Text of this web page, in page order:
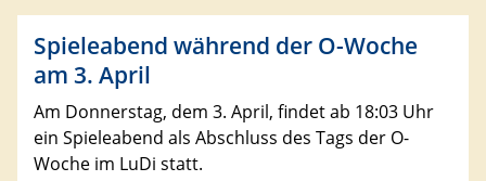
Spieleabend während der O-Woche
am 3. April
Am Donnerstag, dem 3. April, findet ab 18:03 Uhr
ein Spieleabend als Abschluss des Tags der O-
Woche im LuDi statt.